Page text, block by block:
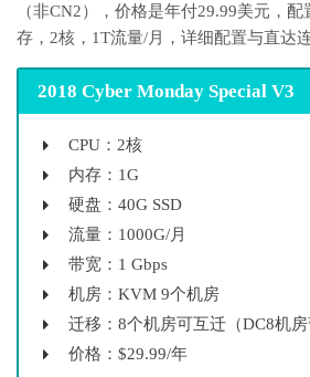
（非CN2），价格是年付29.99美元，配
存，2核，1T流量/月，详细配置与直达
2018 Cyber Monday Special V3
CPU：2核
内存：1G
硬盘：40G SSD
流量：1000G/月
带宽：1 Gbps
机房：KVM 9个机房
迁移：8个机房可互迁（DC8机房
价格：$29.99/年